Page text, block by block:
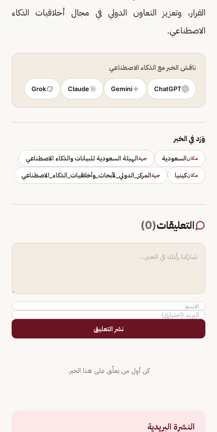
القرار، وتعزيز التعاون الدولي في مجال أخلاقيات الذكاء
الاصطناعي.
ناقش الخبر مع الذكاء الاصطناعي
ChatGPT
Gemini
Claude
Grok
وَرَد في الخبر
مكانالسعودية جهةالهيئة السعودية للبيانات والذكاء الاصطناعي
مكانكينيا جهةالمركز_الدولي_لأبحاث_وأخلاقيات_الذكاء_الاصطناعي
التعليقات(
0
)
نشر التعليق
كن أول من يعلّق على هذا الخبر.
النشرة البريدية